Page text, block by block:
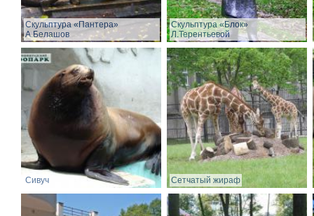
Скульптура «Пантера»
А.Белашов
Скульптура «Блок»
Л.Терентьевой
Сивуч Сетчатый жираф